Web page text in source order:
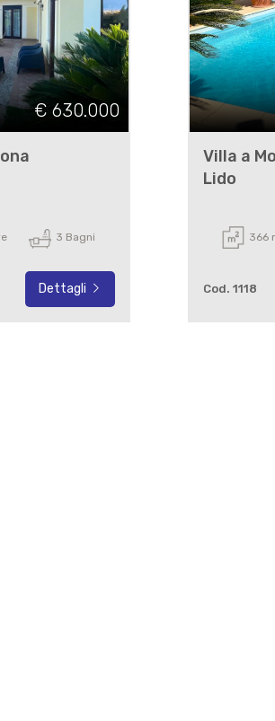
€ 630.000
3 Bagni
Dettagli
Villa a
Lido
366
Cod. 1118